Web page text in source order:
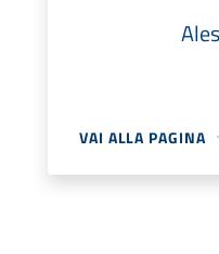
VAI ALLA PAGINA